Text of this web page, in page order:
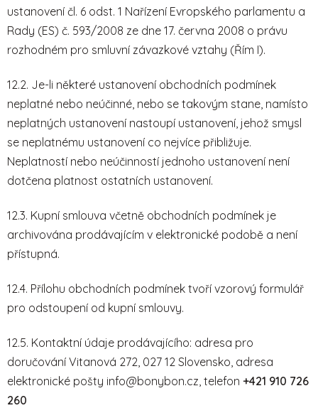
ustanovení čl. 6 odst. 1 Nařízení Evropského parlamentu a
Rady (ES) č. 593/2008 ze dne 17. června 2008 o právu
rozhodném pro smluvní závazkové vztahy (Řím I).
12.2. Je-li některé ustanovení obchodních podmínek
neplatné nebo neúčinné, nebo se takovým stane, namísto
neplatných ustanovení nastoupí ustanovení, jehož smysl
se neplatnému ustanovení co nejvíce přibližuje.
Neplatností nebo neúčinností jednoho ustanovení není
dotčena platnost ostatních ustanovení.
12.3. Kupní smlouva včetně obchodních podmínek je
archivována prodávajícím v elektronické podobě a není
přístupná.
12.4. Přílohu obchodních podmínek tvoří vzorový formulář
pro odstoupení od kupní smlouvy.
12.5. Kontaktní údaje prodávajícího: adresa pro
doručování Vitanová 272, 027 12 Slovensko, adresa
elektronické pošty info@bonybon.cz, telefon +421 910 726
260